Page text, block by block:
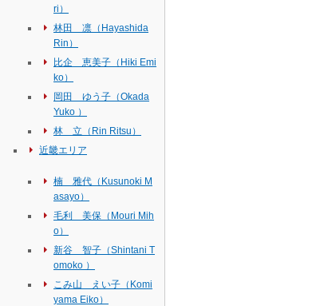
ri）
林田 凛（Hayashida
Rin）
比企 恵美子（Hiki Emi
ko）
岡田 ゆう子（Okada
Yuko ）
林 立（Rin Ritsu）
近畿エリア
楠 雅代（Kusunoki M
asayo）
毛利 美保（Mouri Mih
o）
新谷 智子（Shintani T
omoko ）
こみ山 えい子（Komi
yama Eiko）